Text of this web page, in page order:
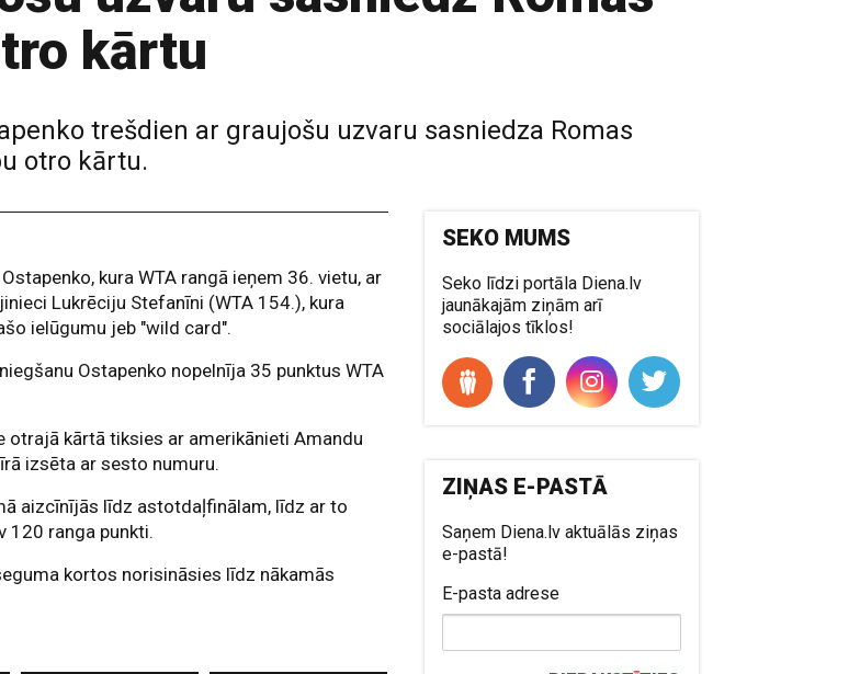
kārtu
trešdien ar graujošu uzvaru sasniedza Romas
otro kārtu.
kura WTA rangā ieņem 36. vietu, ar
Lukrēciju Stefanīni (WTA 154.), kura
ielūgumu jeb "wild card".
Ostapenko nopelnīja 35 punktus WTA
otrajā kārtā tiksies ar amerikānieti Amandu
izsēta ar sesto numuru.
aizcīnījās līdz astotdaļfinālam, līdz ar to
120 ranga punkti.
kortos norisināsies līdz nākamās
SEKO MUMS
Seko līdzi portāla Diena.lv
jaunākajām ziņām arī
sociālajos tīklos!
ZIŅAS E-PASTĀ
Saņem Diena.lv aktuālās ziņas
e-pastā!
E-pasta adrese